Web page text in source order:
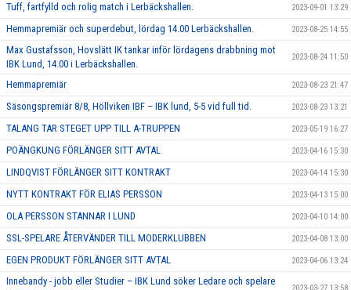
Tuff, fartfylld och rolig match i Lerbäckshallen. 2023-09-01 13:29
Hemmapremiär och superdebut, lördag 14.00 Lerbäckshallen. 2023-08-25 14:55
Max Gustafsson, Hovslätt IK tankar inför lördagens drabbning mot
IBK Lund, 14.00 i Lerbäckshallen.
2023-08-24 11:50
Hemmapremiär 2023-08-23 21:47
Säsongspremiär 8/8, Höllviken IBF – IBK lund, 5-5 vid full tid. 2023-08-23 13:21
TALANG TAR STEGET UPP TILL A-TRUPPEN 2023-05-19 16:27
POÄNGKUNG FÖRLÄNGER SITT AVTAL 2023-04-16 15:30
LINDQVIST FÖRLÄNGER SITT KONTRAKT 2023-04-14 15:30
NYTT KONTRAKT FÖR ELIAS PERSSON 2023-04-13 15:00
OLA PERSSON STANNAR I LUND 2023-04-10 14:00
SSL-SPELARE ÅTERVÄNDER TILL MODERKLUBBEN 2023-04-08 13:00
EGEN PRODUKT FÖRLÄNGER SITT AVTAL 2023-04-06 13:24
Innebandy - jobb eller Studier – IBK Lund söker Ledare och spelare